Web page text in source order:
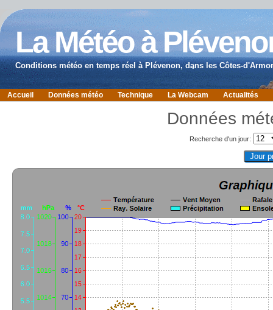
La Météo à
Conditions météo en temps réel à Plévenon, dans les Côtes-
Accueil Données météo Technique La Webcam Actualités
Données
Recherche d'un jour: